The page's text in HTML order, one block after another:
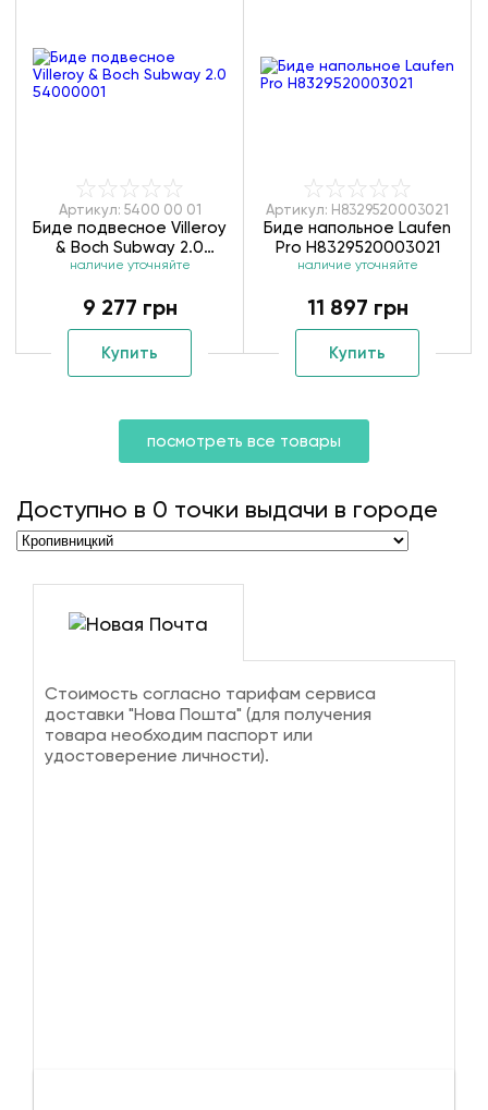
Артикул: 5400 00 01
Биде подвесное Villeroy
& Boch Subway 2.0
54000001
наличие уточняйте
9 277 грн
Купить
Артикул: H8329520003021
Биде напольное Laufen
Pro H8329520003021
наличие уточняйте
11 897 грн
Купить
посмотреть все товары
Доступно в 0 точки выдачи в городе
Стоимость согласно тарифам сервиса
доставки "Нова Пошта" (для получения
товара необходим паспорт или
удостоверение личности).